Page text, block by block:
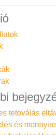
tetoválás
és